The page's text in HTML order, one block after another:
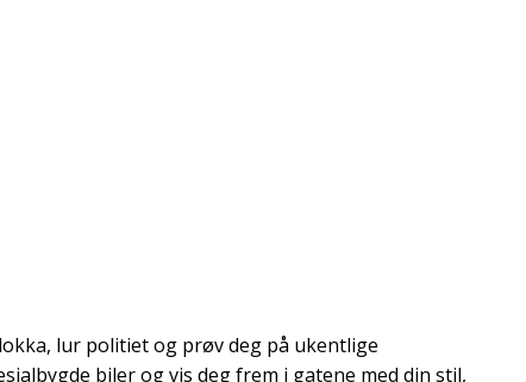
lur politiet og prøv deg på ukentlige
biler og vis deg frem i gatene med din stil,